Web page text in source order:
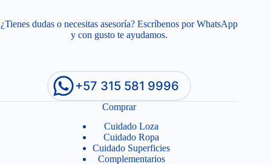
¿Tienes dudas o necesitas asesoría? Escríbenos por WhatsApp
y con gusto te ayudamos.
+57 315 581 9996
Comprar
Cuidado Loza
Cuidado Ropa
Cuidado Superficies
Complementarios